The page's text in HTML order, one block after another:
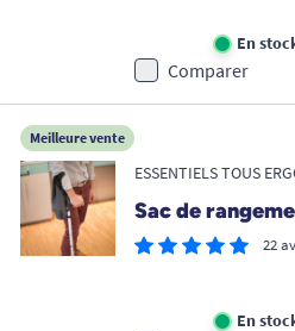
En
Comparer
Meilleure vente
ESSENTIELS TOUS
Sac de
22
En